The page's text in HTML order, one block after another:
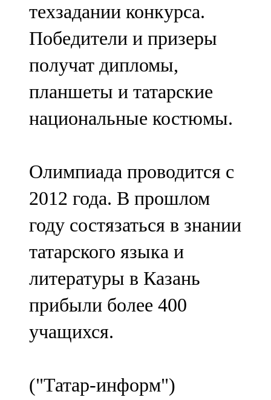
техзадании конкурса.
Победители и призеры
получат дипломы,
планшеты и татарские
национальные костюмы.
Олимпиада проводится с
2012 года. В прошлом
году состязаться в знании
татарского языка и
литературы в Казань
прибыли более 400
учащихся.
("Татар-информ")